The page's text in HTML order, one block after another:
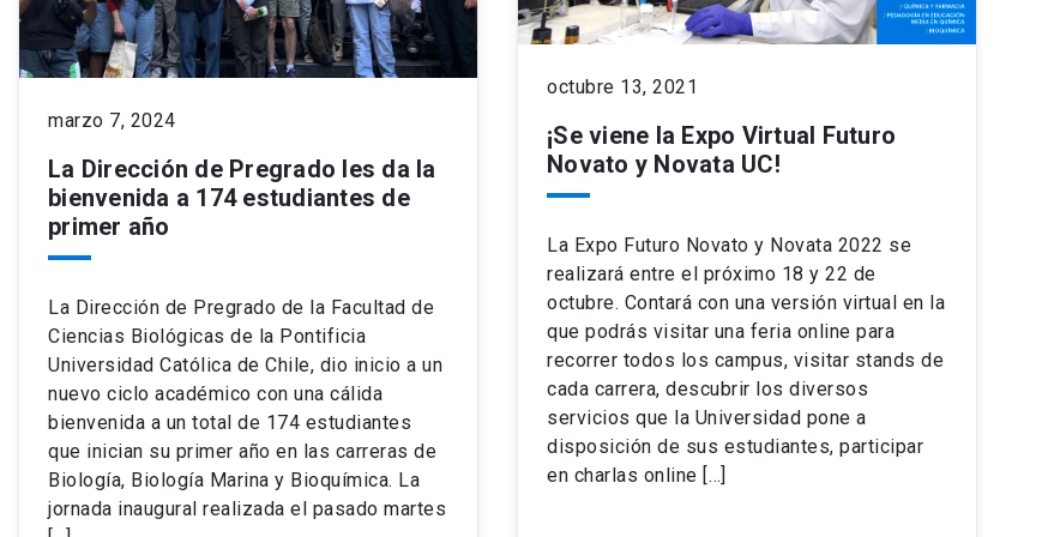
marzo 7, 2024
La Dirección de Pregrado les da la
bienvenida a 174 estudiantes de
primer año
La Dirección de Pregrado de la Facultad de
Ciencias Biológicas de la Pontificia
Universidad Católica de Chile, dio inicio a un
nuevo ciclo académico con una cálida
bienvenida a un total de 174 estudiantes
que inician su primer año en las carreras de
Biología, Biología Marina y Bioquímica. La
jornada inaugural realizada el pasado martes
octubre 13, 2021
¡Se viene la Expo Virtual Futuro
Novato y Novata UC!
La Expo Futuro Novato y Novata 2022 se
realizará entre el próximo 18 y 22 de
octubre. Contará con una versión virtual en la
que podrás visitar una feria online para
recorrer todos los campus, visitar stands de
cada carrera, descubrir los diversos
servicios que la Universidad pone a
disposición de sus estudiantes, participar
en charlas online […]